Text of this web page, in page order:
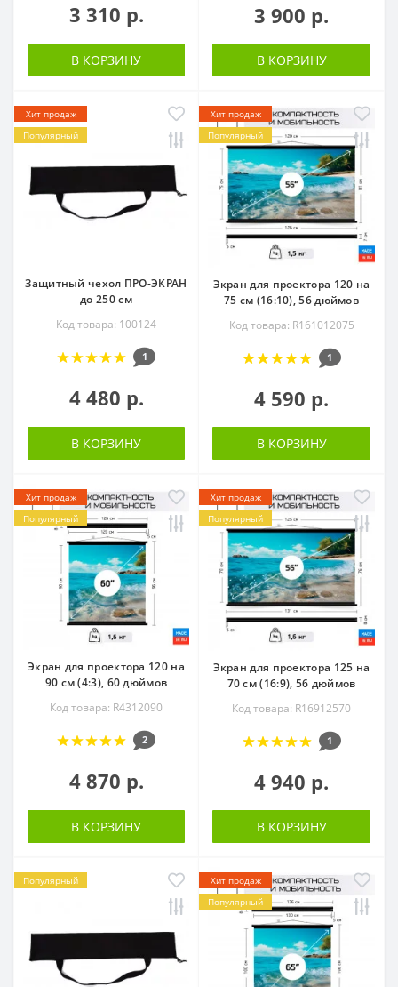
3 310 р.
В КОРЗИНУ
3 900 р.
В КОРЗИНУ
Хит продаж
Популярный
Защитный чехол ПРО-ЭКРАН
до 250 см
Код товара: 100124
1
4 480 р.
В КОРЗИНУ
Хит продаж
Популярный
Экран для проектора 120 на
75 см (16:10), 56 дюймов
Код товара: R161012075
1
4 590 р.
В КОРЗИНУ
Хит продаж
Популярный
Экран для проектора 120 на
90 см (4:3), 60 дюймов
Код товара: R4312090
2
4 870 р.
В КОРЗИНУ
Хит продаж
Популярный
Экран для проектора 125 на
70 см (16:9), 56 дюймов
Код товара: R16912570
1
4 940 р.
В КОРЗИНУ
Популярный
Хит продаж
Популярный